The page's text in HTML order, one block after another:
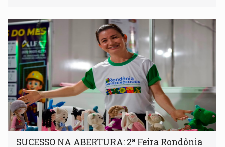
SUCESSO NA ABERTURA: 2ª Feira Rondônia